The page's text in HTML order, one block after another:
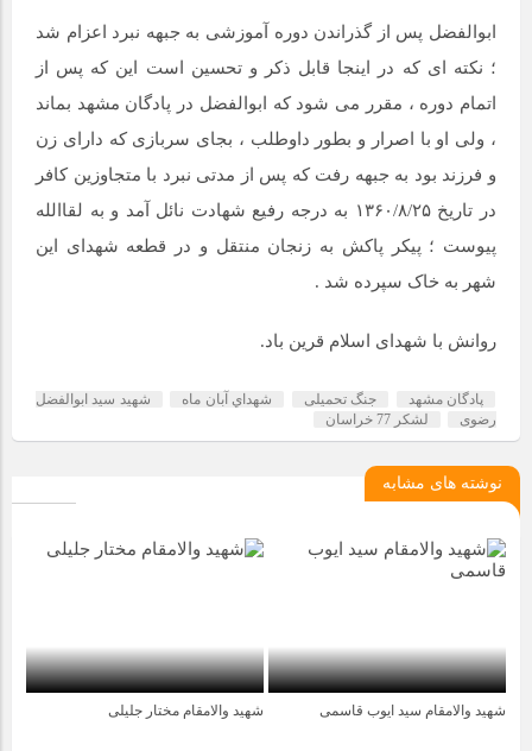
ابوالفضل پس از گذراندن دوره آموزشی به جبهه نبرد اعزام شد
؛ نکته ای که در اینجا قابل ذکر و تحسین است این که پس از
اتمام دوره ، مقرر می شود که ابوالفضل در پادگان مشهد بماند
، ولی او با اصرار و بطور داوطلب ، بجای سربازی که دارای زن
و فرزند بود به جبهه رفت که پس از مدتی نبرد با متجاوزین کافر
در تاریخ ۱۳۶۰/۸/۲۵ به درجه رفیع شهادت نائل آمد و به لقاالله
پیوست ؛ پیکر پاکش به زنجان منتقل و در قطعه شهدای این
شهر به خاک سپرده شد .
روانش با شهدای اسلام قرین باد.
پادگان مشهد جنگ تحمیلی شهداي آبان ماه
شهید سید ابوالفضل
رضوی
لشکر 77 خراسان
نوشته های مشابه
شهید والامقام سید ایوب قاسمی شهید والامقام مختار جلیلی